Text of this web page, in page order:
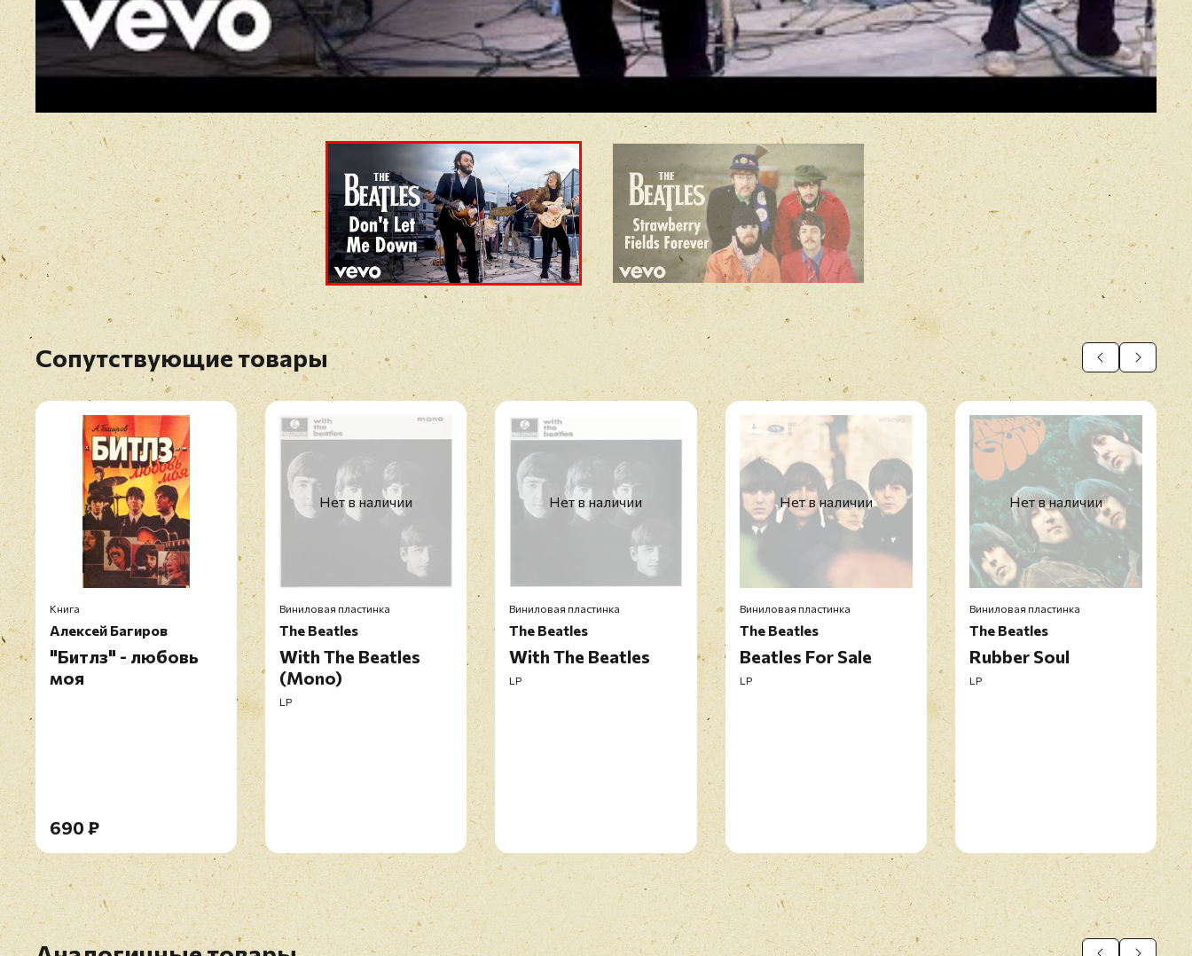
Сопутствующие товары
Книга
Алексей Багиров
"Битлз" - любовь
моя
690 ₽
Нет в наличии
Виниловая пластинка
The Beatles
With The Beatles
(Mono)
LP
Нет в наличии
Виниловая пластинка
The Beatles
With The Beatles
LP
Нет в наличии
Виниловая пластинка
The Beatles
Beatles For Sale
LP
Нет в наличии
Виниловая пластинка
The Beatles
Rubber Soul
LP